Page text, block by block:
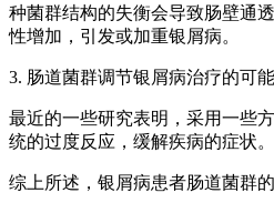
种菌群结构的失衡会导致肠壁通
性增加，引发或加重银屑病。
3. 肠道菌群调节银屑病治疗的可
最近的一些研究表明，采用一些
统的过度反应，缓解疾病的症状
综上所述，银屑病患者肠道菌群